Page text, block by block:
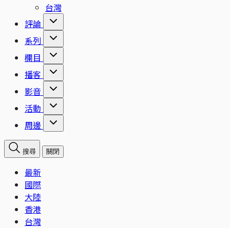
台灣
評論
系列
欄目
播客
影音
活動
周邊
搜尋 關閉
最新
國際
大陸
香港
台灣